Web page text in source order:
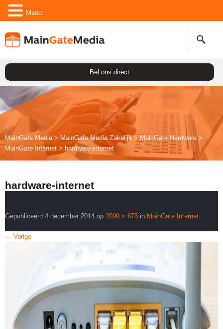
Bel ons direct
MainGate Media> MainGate Media Zakelijk>MainGate Hardware>
MainGate Internet > hardware-internet
hardware-internet
Gepubliceerd 4 december 2014 op 2000 × 673 in MainGate Internet.
← Vorige
Menu